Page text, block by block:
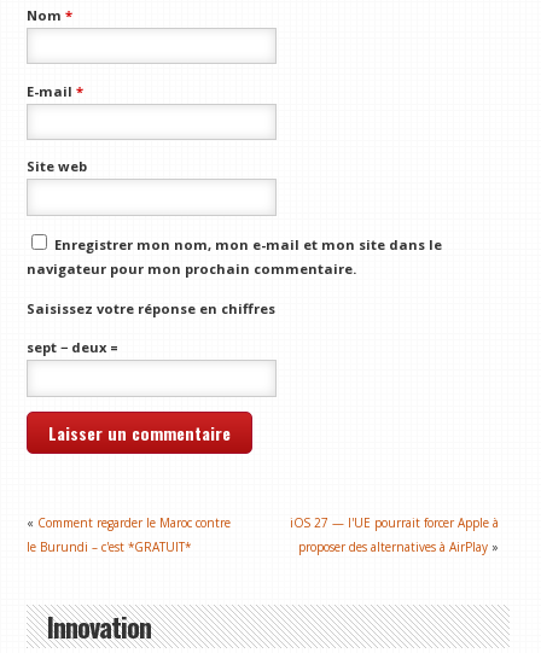
Nom*
E-mail*
Site web
Enregistrer mon nom, mon e-mail et mon site dans le
navigateur pour mon prochain commentaire.
Saisissez votre réponse en chiffres
sept − deux =
« Comment regarder le Maroc contre
le Burundi – c'est *GRATUIT*
iOS 27 — l'UE pourrait forcer Apple à
proposer des alternatives à AirPlay »
Innovation